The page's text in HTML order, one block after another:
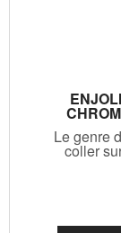
Le genre
coller